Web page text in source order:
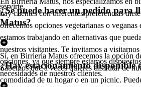
servirte.
hay clientes con diferentes preferencias
ofrecemos opciones vegetarianas o
estamos trabajando en alternativas que
nuestros visitantes. Te invitamos a
opciones, ya que siempre estamos
necesidades de nuestros clientes.
¿Se puede hacer un pedido para
Matus?
Sí, en Birriería Matus ofrecemos la opción
Sabemos que a veces quieres disfrutar de
comodidad de tu hogar o en un picnic.
¿Hay estacionamiento